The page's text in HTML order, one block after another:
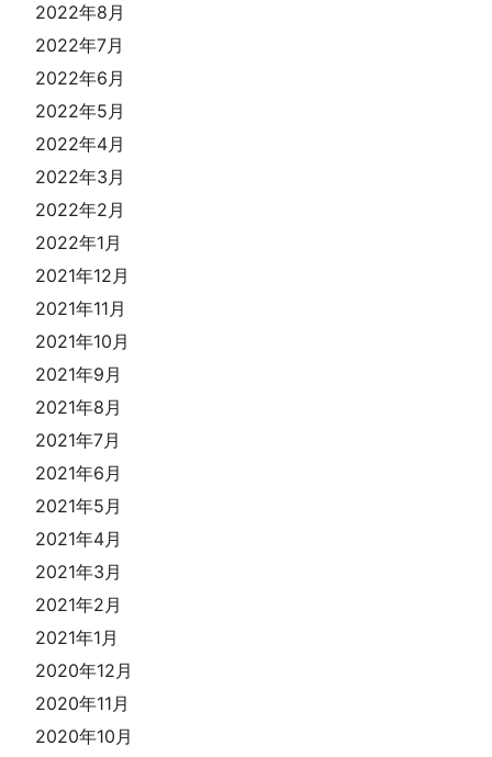
2022年8月
2022年7月
2022年6月
2022年5月
2022年4月
2022年3月
2022年2月
2022年1月
2021年12月
2021年11月
2021年10月
2021年9月
2021年8月
2021年7月
2021年6月
2021年5月
2021年4月
2021年3月
2021年2月
2021年1月
2020年12月
2020年11月
2020年10月